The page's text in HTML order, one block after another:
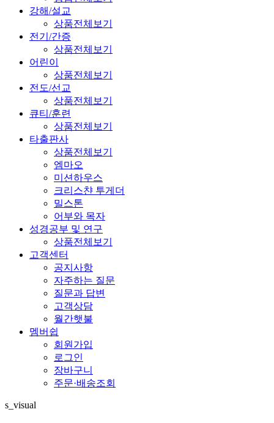
강해/설교
상품전체보기
전기/간증
상품전체보기
어린이
상품전체보기
전도/선교
상품전체보기
큐티/훈련
상품전체보기
타출판사
상품전체보기
엠마오
미션하우스
크리스챤 투게더
밀스톤
어부와 목자
성경공부 및 연구
상품전체보기
고객센터
공지사항
자주하는 질문
질문과 답변
고객상담
월간햇불
멤버쉽
회원가입
로그인
장바구니
주문·배송조회
s_visual